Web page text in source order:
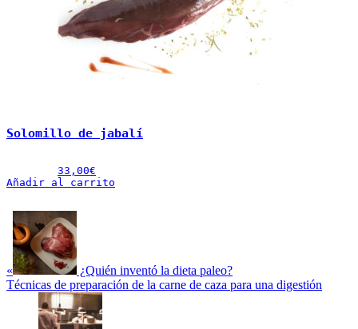
Solomillo de jabalí
33,00€
Añadir al carrito
Entrada
anterior:
«
¿Quién inventó la dieta paleo?
Siguiente
entrada:
Técnicas de preparación de la carne de caza para una digestión